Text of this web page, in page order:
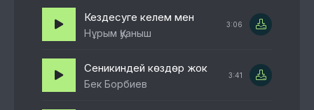
Кездесуге келем мен
Нұрым Қуаныш
3:06
Сеникиндей көздөр жок
Бек Борбиев
3:41